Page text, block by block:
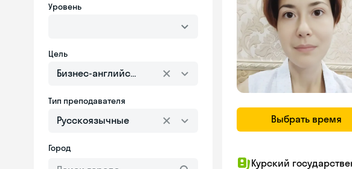
Уровень
Цель
Бизнес-английский
Тип преподавателя
Русскоязычные
Город
Выбрать время
Курский